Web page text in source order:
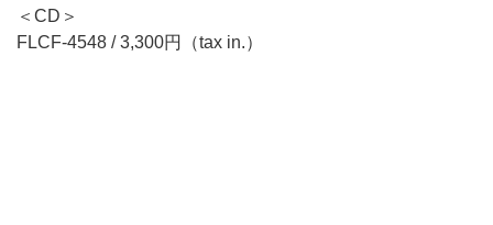
＜CD＞
FLCF-4548 / 3,300円（tax in.）